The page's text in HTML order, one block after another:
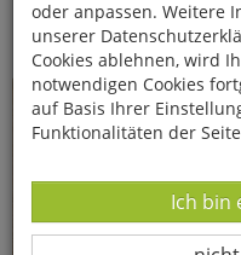
oder anpassen. Weitere
unserer
Cookies ablehnen, wird
notwendigen Cookies
auf Basis Ihrer
Funktionalitäten der
Ich bin